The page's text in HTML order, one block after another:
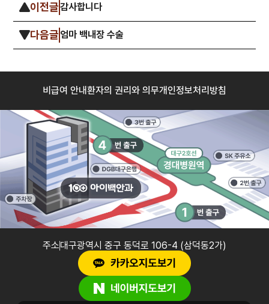
이전글감사합니다
다음글 엄마 백내장 수술
비급여 안내환자의 권리와 의무개인정보처리방침
주소대구광역시 중구 동덕로 106-4 (삼덕동2가)